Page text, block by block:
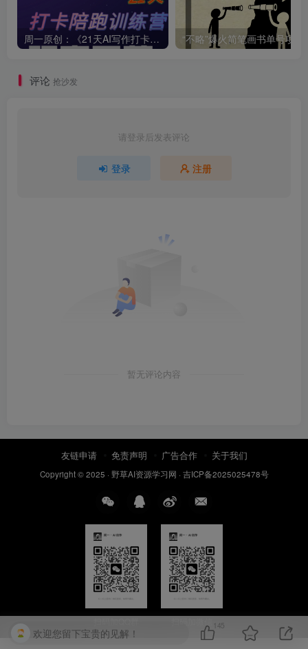
周一原创：《21天AI写作打卡陪跑训练营》全部内容讲解！（网站会员免费学习…）
评论 抢沙发
请登录后发表评论
登录 注册
暂无评论内容
友链申请 免责声明 广告合作 关于我们
Copyright © 2025 · 野草AI资源学习网 · 吉ICP备2025025478号
欢迎您留下宝贵的见解！
145